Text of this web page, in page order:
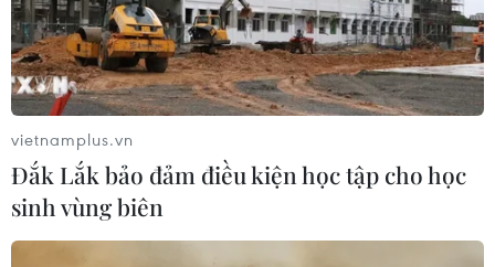
vietnamplus.vn
Đắk Lắk bảo đảm điều kiện học tập cho học
sinh vùng biên